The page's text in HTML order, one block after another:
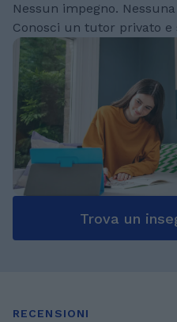
Nessun impegno.
Conosci un tutor privato
Trova un
RECENSIONI